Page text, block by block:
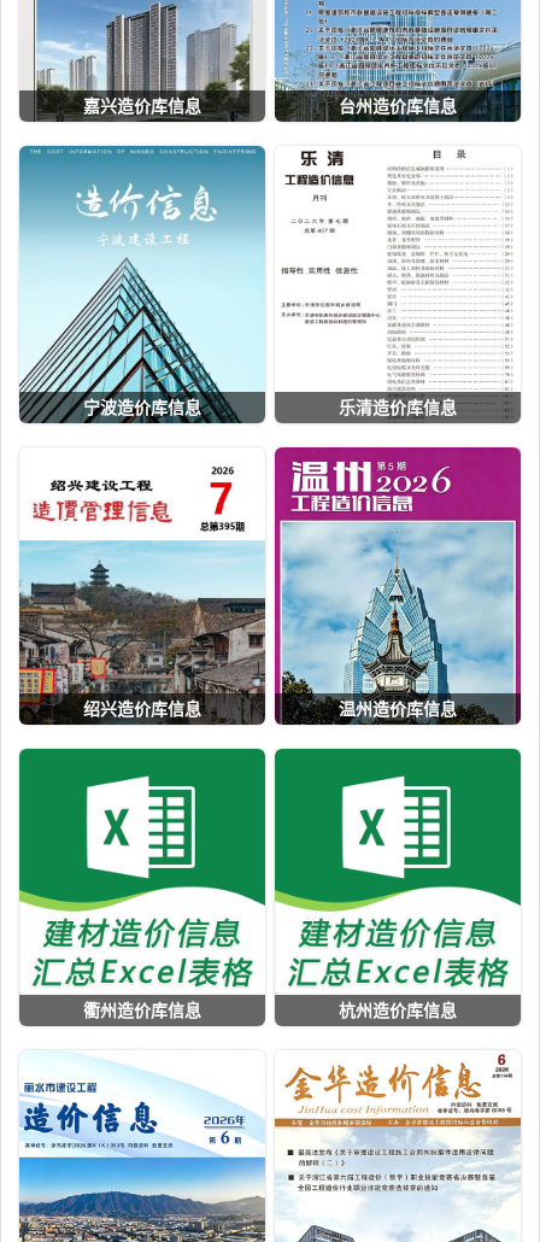
嘉兴造价库信息 台州造价库信息
宁波造价库信息 乐清造价库信息
绍兴造价库信息 温州造价库信息
衢州造价库信息 杭州造价库信息